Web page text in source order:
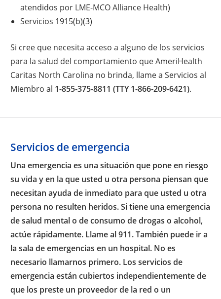
atendidos por LME-MCO Alliance Health)
Servicios 1915(b)(3)
Si cree que necesita acceso a alguno de los servicios
para la salud del comportamiento que AmeriHealth
Caritas North Carolina no brinda, llame a Servicios al
Miembro al 1-855-375-8811 (TTY 1-866-209-6421).
Servicios de emergencia
Una emergencia es una situación que pone en riesgo
su vida y en la que usted u otra persona piensan que
necesitan ayuda de inmediato para que usted u otra
persona no resulten heridos. Si tiene una emergencia
de salud mental o de consumo de drogas o alcohol,
actúe rápidamente. Llame al 911. También puede ir a
la sala de emergencias en un hospital. No es
necesario llamarnos primero. Los servicios de
emergencia están cubiertos independientemente de
que los preste un proveedor de la red o un